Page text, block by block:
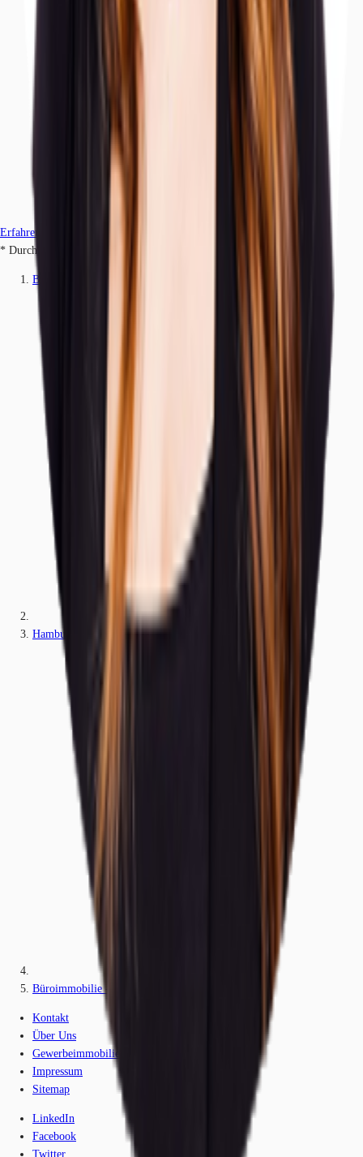
Erfahren Sie mehr
* Durchschnittspreis auf Grundlage historischer Transaktionen.
Büros
Hamburg
Büroimmobilie - Hamburg, Neustadt - H1917
Kontakt
Über Uns
Gewerbeimmobilien-Lexikon
Impressum
Sitemap
LinkedIn
Facebook
Twitter